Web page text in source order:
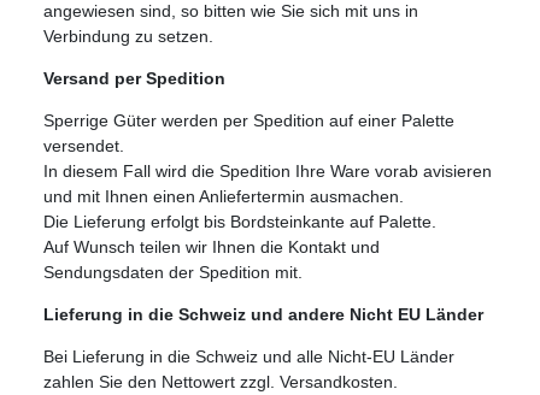
angewiesen sind, so bitten wie Sie sich mit uns in
Verbindung zu setzen.
Versand per Spedition
Sperrige Güter werden per Spedition auf einer Palette
versendet.
In diesem Fall wird die Spedition Ihre Ware vorab avisieren
und mit Ihnen einen Anliefertermin ausmachen.
Die Lieferung erfolgt bis Bordsteinkante auf Palette.
Auf Wunsch teilen wir Ihnen die Kontakt und
Sendungsdaten der Spedition mit.
Lieferung in die Schweiz und andere Nicht EU Länder
Bei Lieferung in die Schweiz und alle Nicht-EU Länder
zahlen Sie den Nettowert zzgl. Versandkosten.